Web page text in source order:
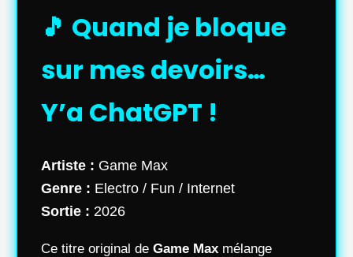
🎵 Quand je bloque
sur mes devoirs…
Y’a ChatGPT !
Artiste : Game Max
Genre : Electro / Fun / Internet
Sortie : 2026
Ce titre original de Game Max mélange